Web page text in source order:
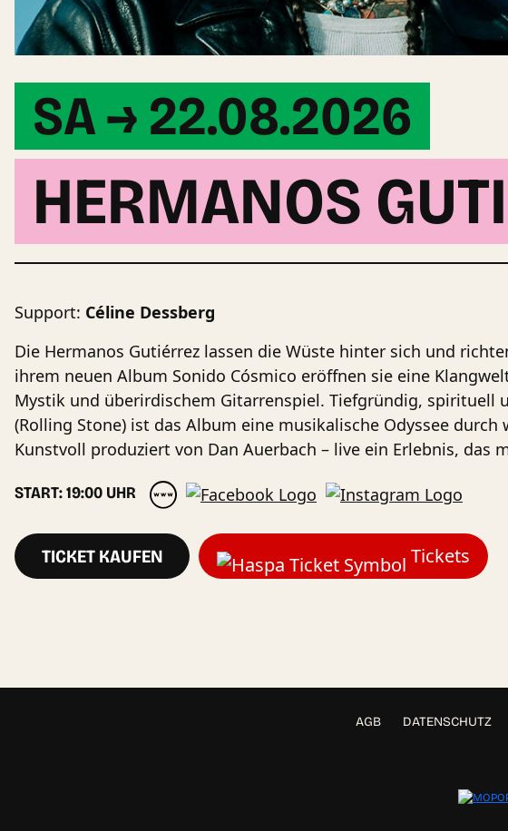
SA → 22.08.2026
HERMANOS
Support: Céline Dessberg
Die Hermanos Gutiérrez lassen die Wüste hinter sich und
ihrem neuen Album Sonido Cósmico eröffnen sie eine
Mystik und überirdischem Gitarrenspiel. Tiefgründig, spirituell
(Rolling Stone) ist das Album eine musikalische Odyssee durch
Kunstvoll produziert von Dan Auerbach – live ein Erlebnis, das
START: 19:00 UHR
TICKET KAUFEN Tickets
AGB DATENSCHUTZ